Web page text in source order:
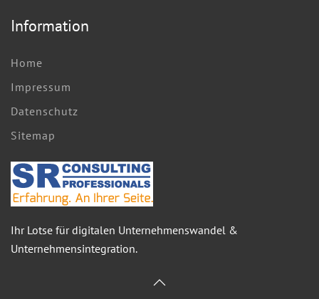
Information
Home
Impressum
Datenschutz
Sitemap
Ihr Lotse für digitalen Unternehmenswandel &
Unternehmensintegration.